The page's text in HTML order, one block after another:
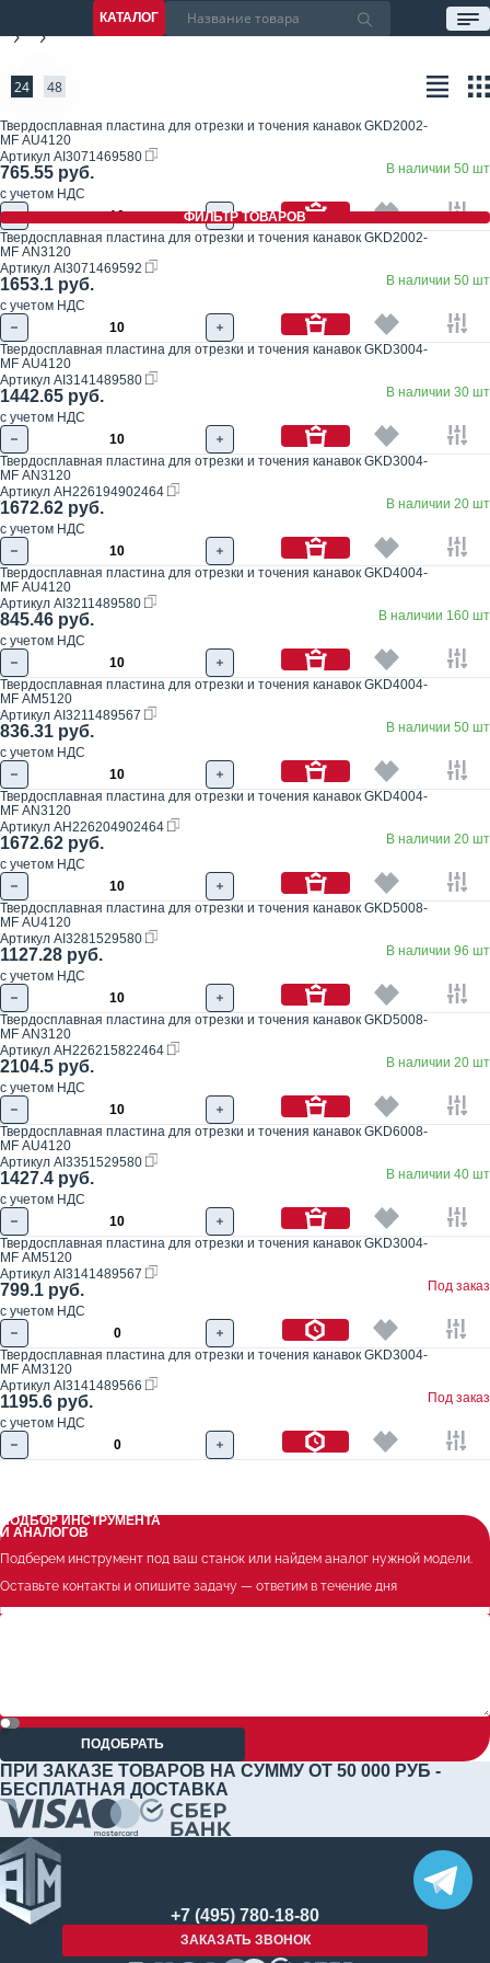
КАТАЛОГ
ФИЛЬТР ТОВАРОВ
24 48
Твердосплавная пластина для отрезки и точения канавок GKD2002-
MF AU4120
Артикул AI3071469580
765.55 руб.
с учетом НДС
В наличии 50 шт
Твердосплавная пластина для отрезки и точения канавок GKD2002-
MF AN3120
Артикул AI3071469592
1653.1 руб.
с учетом НДС
В наличии 50 шт
Твердосплавная пластина для отрезки и точения канавок GKD3004-
MF AU4120
Артикул AI3141489580
1442.65 руб.
с учетом НДС
В наличии 30 шт
Твердосплавная пластина для отрезки и точения канавок GKD3004-
MF AN3120
Артикул AH226194902464
1672.62 руб.
с учетом НДС
В наличии 20 шт
Твердосплавная пластина для отрезки и точения канавок GKD4004-
MF AU4120
Артикул AI3211489580
845.46 руб.
с учетом НДС
В наличии 160 шт
Твердосплавная пластина для отрезки и точения канавок GKD4004-
MF AM5120
Артикул AI3211489567
836.31 руб.
с учетом НДС
В наличии 50 шт
Твердосплавная пластина для отрезки и точения канавок GKD4004-
MF AN3120
Артикул AH226204902464
1672.62 руб.
с учетом НДС
В наличии 20 шт
Твердосплавная пластина для отрезки и точения канавок GKD5008-
MF AU4120
Артикул AI3281529580
1127.28 руб.
с учетом НДС
В наличии 96 шт
Твердосплавная пластина для отрезки и точения канавок GKD5008-
MF AN3120
Артикул AH226215822464
2104.5 руб.
с учетом НДС
В наличии 20 шт
Твердосплавная пластина для отрезки и точения канавок GKD6008-
MF AU4120
Артикул AI3351529580
1427.4 руб.
с учетом НДС
В наличии 40 шт
Твердосплавная пластина для отрезки и точения канавок GKD3004-
MF AM5120
Артикул AI3141489567
799.1 руб.
с учетом НДС
Под заказ
Твердосплавная пластина для отрезки и точения канавок GKD3004-
MF AM3120
Артикул AI3141489566
1195.6 руб.
с учетом НДС
Под заказ
ПОДБОР ИНСТРУМЕНТА
И АНАЛОГОВ
Подберем инструмент под ваш станок или найдем аналог нужной модели.
Оставьте контакты и опишите задачу — ответим в течение дня
ПОДОБРАТЬ
ПРИ ЗАКАЗЕ ТОВАРОВ НА СУММУ ОТ 50 000 РУБ -
БЕСПЛАТНАЯ ДОСТАВКА
+7 (495) 780-18-80
ЗАКАЗАТЬ ЗВОНОК